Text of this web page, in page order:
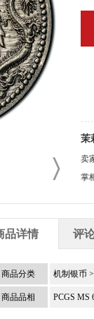
茉
卖
掌
品详情 评
商品分类 机制银币 >
商品品相 PCGS MS